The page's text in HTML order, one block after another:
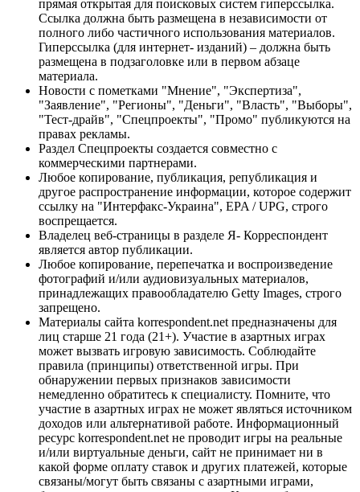
прямая открытая для поисковых систем гиперссылка.
Ссылка должна быть размещена в независимости от
полного либо частичного использования материалов.
Гиперссылка (для интернет- изданий) – должна быть
размещена в подзаголовке или в первом абзаце
материала.
Новости с пометками "Мнение", "Экспертиза",
"Заявление", "Регионы", "Деньги", "Власть", "Выборы",
"Тест-драйв", "Спецпроекты", "Промо" публикуются на
правах рекламы.
Раздел Спецпроекты создается совместно с
коммерческими партнерами.
Любое копирование, публикация, републикация и
другое распространение информации, которое содержит
ссылку на "Интерфакс-Украина", EPA / UPG, строго
воспрещается.
Владелец веб-страницы в разделе Я- Корреспондент
является автор публикации.
Любое копирование, перепечатка и воспроизведение
фотографий и/или аудиовизуальных материалов,
принадлежащих правообладателю Getty Images, строго
запрещено.
Материалы сайта korrespondent.net предназначены для
лиц старше 21 года (21+). Участие в азартных играх
может вызвать игровую зависимость. Соблюдайте
правила (принципы) ответственной игры. При
обнаружении первых признаков зависимости
немедленно обратитесь к специалисту. Помните, что
участие в азартных играх не может являться источником
доходов или альтернативой работе. Информационный
ресурс korrespondent.net не проводит игры на реальные
и/или виртуальные деньги, сайт не принимает ни в
какой форме оплату ставок и других платежей, которые
связаны/могут быть связаны с азартными играми,